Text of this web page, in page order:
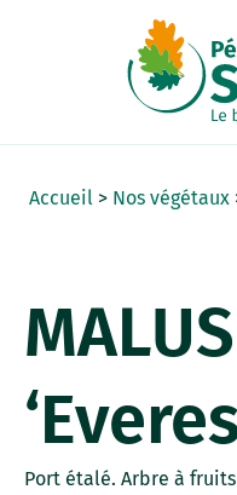
Accueil > Nos végétaux
MALUS
Port étalé. Arbre à fruits